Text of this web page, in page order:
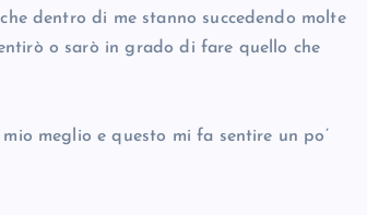
dentro di me stanno succedendo molte
o sarò in grado di fare quello che
meglio e questo mi fa sentire un po’